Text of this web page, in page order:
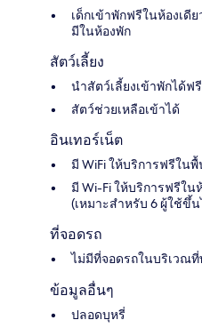
เด็กเข้าพักฟรีในห้องเดี
มีในห้องพัก
สัตว์เลี้ยง
นำสัตว์เลี้ยงเข้าพักได้ฟ
สัตว์ช่วยเหลือเข้าได้
อินเทอร์เน็ต
มี WiFi ให้บริการฟรีใน
มี Wi-Fi ให้บริการฟรีใน
(เหมาะสำหรับ 6 ผู้ใช้ขึ้
ที่จอดรถ
ไม่มีที่จอดรถในบริเวณ
ข้อมูลอื่นๆ
ปลอดบุหรี่